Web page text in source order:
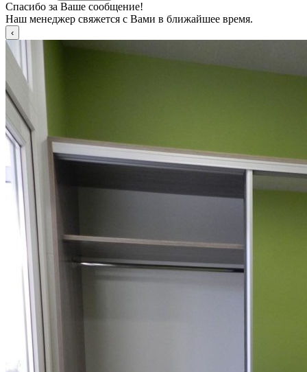
Спасибо за Ваше сообщение!
Наш менеджер свяжется с Вами в ближайшее время.